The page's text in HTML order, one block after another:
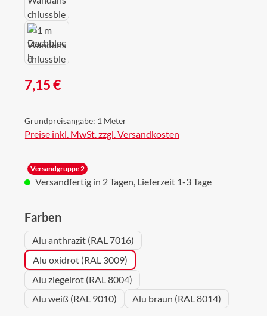
Regulärer Preis:
7,15 €
Grundpreisangabe: 1 Meter
Preise inkl. MwSt. zzgl. Versandkosten
Versandgruppe 2
Versandfertig in 2 Tagen, Lieferzeit 1-3 Tage
Farbenauswählen
Alu anthrazit (RAL 7016)
Alu oxidrot (RAL 3009)
Alu ziegelrot (RAL 8004)
Alu weiß (RAL 9010)
Alu braun (RAL 8014)